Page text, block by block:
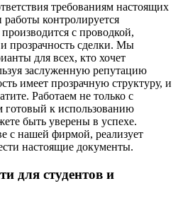
требованиям настоящих
контролируется
с проводкой,
и прозрачность сделки. Мы
для всех, кто хочет
заслуженную репутацию
имеет прозрачную структуру, и
Работаем не только с
готовый к использованию
быть уверены в успехе.
с нашей фирмой, реализует
настоящие документы.
для студентов и